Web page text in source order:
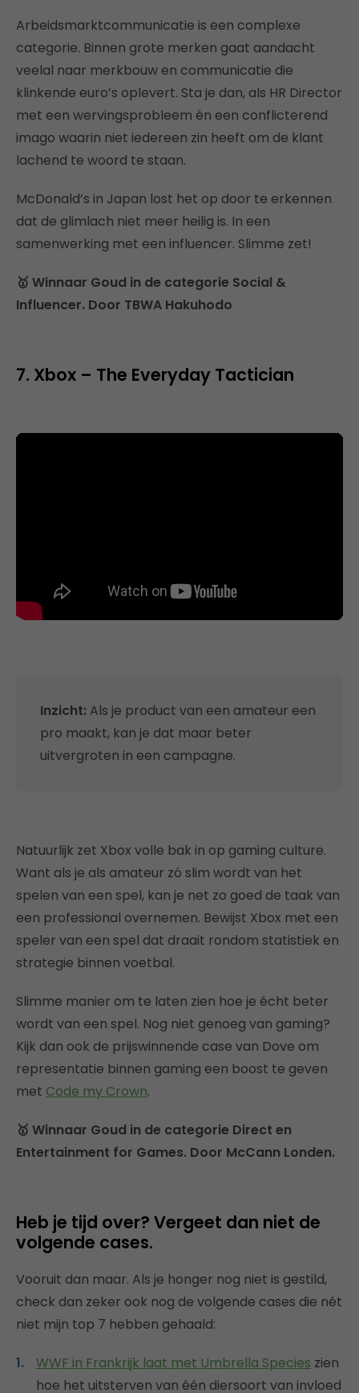
Arbeidsmarktcommunicatie is een complexe
categorie. Binnen grote merken gaat aandacht
veelal naar merkbouw en communicatie die
klinkende euro’s oplevert. Sta je dan, als HR Director
met een wervingsprobleem én een conflicterend
imago waarin niet iedereen zin heeft om de klant
lachend te woord te staan.
McDonald’s in Japan lost het op door te erkennen
dat de glimlach niet meer heilig is. In een
samenwerking met een influencer. Slimme zet!
🥇 Winnaar Goud in de categorie Social &
Influencer. Door TBWA Hakuhodo
7. Xbox – The Everyday Tactician
Inzicht: Als je product van een amateur een
pro maakt, kan je dat maar beter
uitvergroten in een campagne.
Natuurlijk zet Xbox volle bak in op gaming culture.
Want als je als amateur zó slim wordt van het
spelen van een spel, kan je net zo goed de taak van
een professional overnemen. Bewijst Xbox met een
speler van een spel dat draait rondom statistiek en
strategie binnen voetbal.
Slimme manier om te laten zien hoe je écht beter
wordt van een spel. Nog niet genoeg van gaming?
Kijk dan ook de prijswinnende case van Dove om
representatie binnen gaming een boost te geven
met Code my Crown.
🥇 Winnaar Goud in de categorie Direct en
Entertainment for Games. Door McCann Londen.
Heb je tijd over? Vergeet dan niet de
volgende cases.
Vooruit dan maar. Als je honger nog niet is gestild,
check dan zeker ook nog de volgende cases die nét
niet mijn top 7 hebben gehaald:
WWF in Frankrijk laat met Umbrella Species zien
hoe het uitsterven van één diersoort van invloed